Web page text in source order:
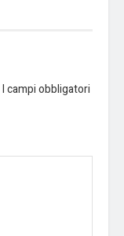
I campi obbligatori